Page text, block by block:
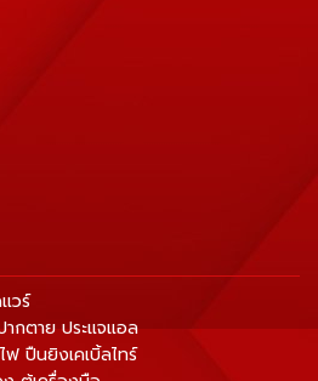
วร์
ากตาย ประแจแอล
ปืนยิงเคเบิ้ลไทร์